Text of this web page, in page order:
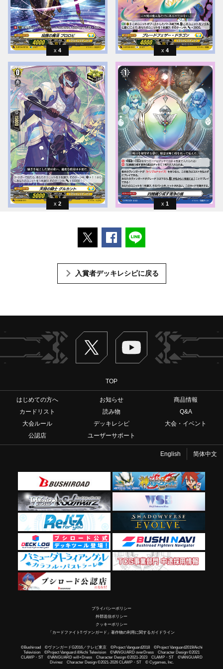
4 4
2 1
ポストするFacebookでシェアする
入賞者デッキレシピに戻る
Twitter ヴァンガードch
TOP
はじめての方へ お知らせ
商品情報
カードリスト
読み物
Q&A
大会ルール
デッキレシピ
大会・イベント
公認店
ユーザーサポート
English 简体中文
プライバシーポリシー
外部送信ポリシー
クッキーポリシー
「カードファイト!! ヴァンガード」著作物の利用に関するガイドライン
©Bushiroad ©ヴァンガードG2016／テレビ東京 ©Project Vanguard2018 ©Project Vanguard2019/Aichi
Television ©Project Vanguard if/Aichi Television ©VANGUARD overDress Character Design ©2021
CLAMP・ST ©VANGUARD will+Dress Character Design ©2021-2023 CLAMP・ST ©VANGUARD
Divinez Character Design ©2021-2026 CLAMP・ST © Cygames, Inc.